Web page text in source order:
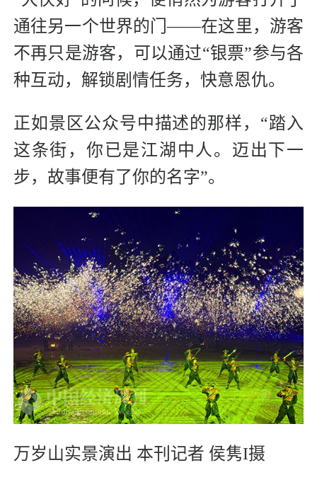
通往另一个世界的门——在这里，游客
不再只是游客，可以通过“银票”参与各
种互动，解锁剧情任务，快意恩仇。
正如景区公众号中描述的那样，“踏入
这条街，你已是江湖中人。迈出下一
步，故事便有了你的名字”。
万岁山实景演出 本刊记者 侯隽I摄